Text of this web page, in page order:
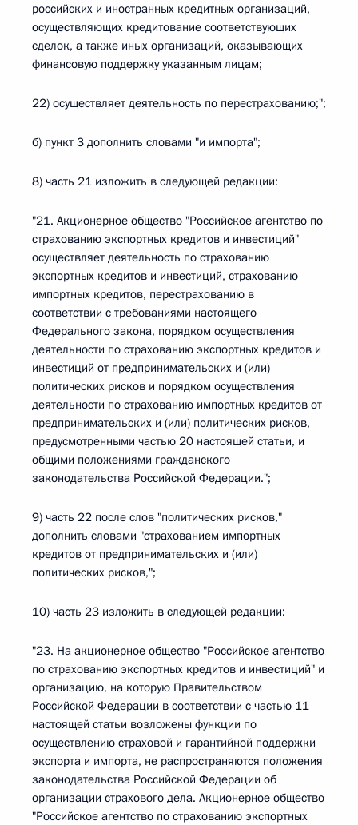
российских и иностранных кредитных организаций,
осуществляющих кредитование соответствующих
сделок, а также иных организаций, оказывающих
финансовую поддержку указанным лицам;
22) осуществляет деятельность по перестрахованию;";
б) пункт 3 дополнить словами "и импорта";
8) часть 21 изложить в следующей редакции:
"21. Акционерное общество "Российское агентство по
страхованию экспортных кредитов и инвестиций"
осуществляет деятельность по страхованию
экспортных кредитов и инвестиций, страхованию
импортных кредитов, перестрахованию в
соответствии с требованиями настоящего
Федерального закона, порядком осуществления
деятельности по страхованию экспортных кредитов и
инвестиций от предпринимательских и (или)
политических рисков и порядком осуществления
деятельности по страхованию импортных кредитов от
предпринимательских и (или) политических рисков,
предусмотренными частью 20 настоящей статьи, и
общими положениями гражданского
законодательства Российской Федерации.";
9) часть 22 после слов "политических рисков,"
дополнить словами "страхованием импортных
кредитов от предпринимательских и (или)
политических рисков,";
10) часть 23 изложить в следующей редакции:
"23. На акционерное общество "Российское агентство
по страхованию экспортных кредитов и инвестиций" и
организацию, на которую Правительством
Российской Федерации в соответствии с частью 11
настоящей статьи возложены функции по
осуществлению страховой и гарантийной поддержки
экспорта и импорта, не распространяются положения
законодательства Российской Федерации об
организации страхового дела. Акционерное общество
"Российское агентство по страхованию экспортных